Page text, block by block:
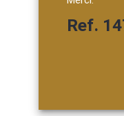
Ref.